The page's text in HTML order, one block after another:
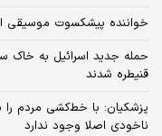
خواننده پیشکسوت موسیقی
قنیطره شدند
پزشکیان: با خط‌کشی مردم
ناخودی اصلا وجود ندارد